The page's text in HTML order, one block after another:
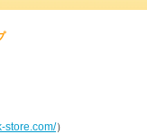
store.com/）